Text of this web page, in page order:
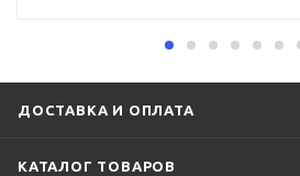
ДОСТАВКА И ОПЛАТА
КАТАЛОГ ТОВАРОВ